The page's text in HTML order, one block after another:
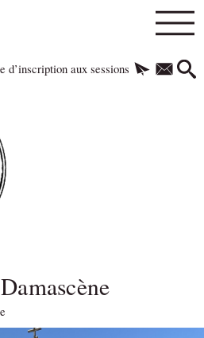
d’inscription aux sessions